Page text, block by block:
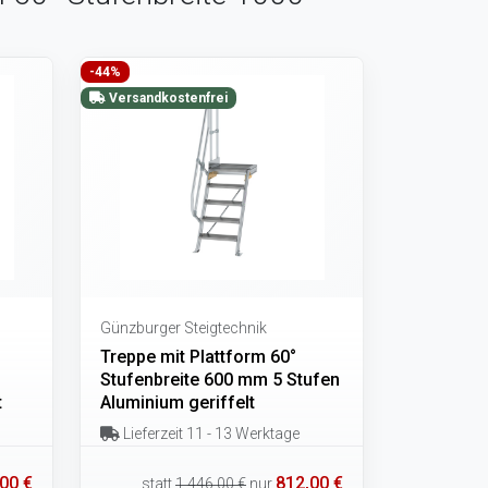
€
-44%
Versandkostenfrei
Günzburger Steigtechnik
Treppe mit Plattform 60°
Stufenbreite 600 mm 5 Stufen
Aluminium geriffelt
Lieferzeit 11 - 13 Werktage
statt1.446,00 € nur 812,00 €